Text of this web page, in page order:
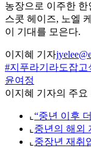
농장으로 이주한
스콧 헤이즈, 노엘
이 기대를 모은다.
이지혜 기자
#지푸라기라도잡고
윤여정
이지혜 기자의 주요
⌞ “중년 이후
⌞ 중년의 해외
⌞ 중장년 재취